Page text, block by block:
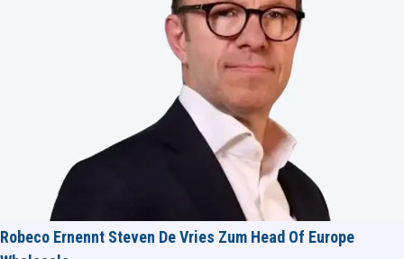
Robeco Ernennt Steven De Vries Zum Head Of Europe